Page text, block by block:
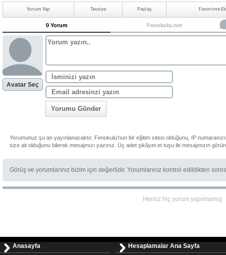
Yorum Yap Tavsiye Paylaş Favorime
0 Yorum Fenokulu.net
Avatar Seç
Yorumu Gönder
Yorumunuz şu an yayınlanacaktır. Fenokulu'nun bir eğitim sitesi olduğunu, IP
size ait olduğunu bilerek mesajınızı yazınız. Üç adet şikâyet et tuşu ile mesajınızın
Görüş ve yorumlarınız bizim için değerlidir. Yorumlarınız kontrol edildikten
Henüz hiç yorum yapılmamış
Anasayfa
Hesaplamalar Ana Sayfa